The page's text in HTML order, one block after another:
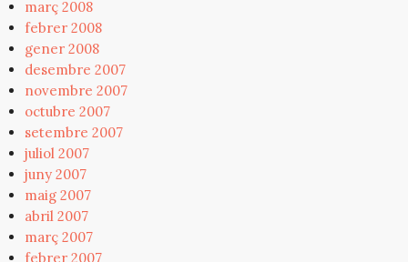
març 2008
febrer 2008
gener 2008
desembre 2007
novembre 2007
octubre 2007
setembre 2007
juliol 2007
juny 2007
maig 2007
abril 2007
març 2007
febrer 2007